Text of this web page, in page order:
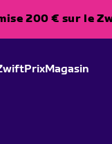
200 € sur le
PrixMagasin